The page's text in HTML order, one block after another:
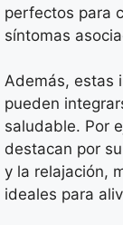
perfectos para
síntomas
Además, estas
pueden
saludable. Por
destacan por
y la relajación,
ideales para